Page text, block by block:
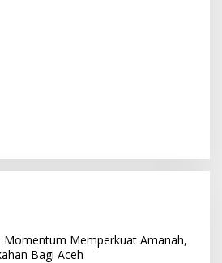
Momentum Memperkuat Amanah,
Bagi Aceh